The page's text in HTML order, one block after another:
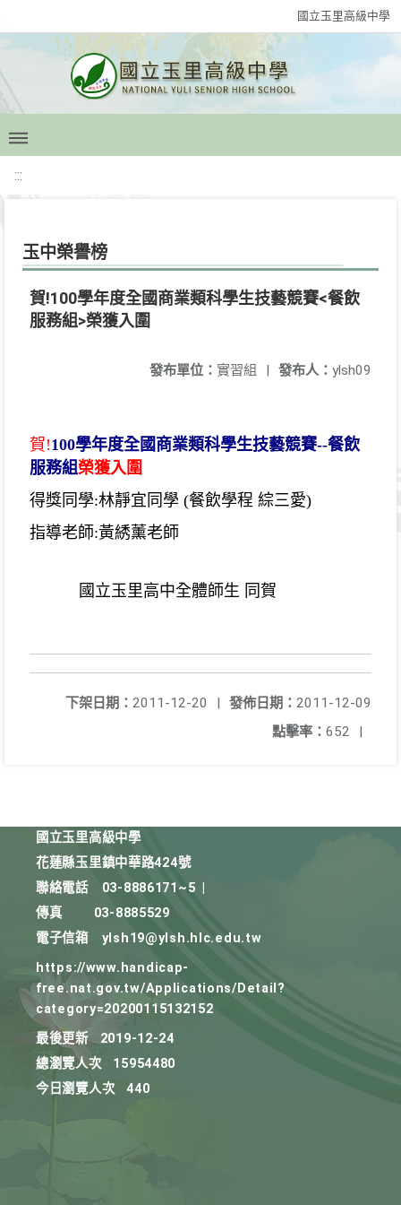
國立玉里高級中學
:::
玉中榮譽榜
賀!100學年度全國商業類科學生技藝競賽<餐飲
服務組>榮獲入圍
發布人： ylsh09
發布單位： 實習組 |
賀!100學年度全國商業類科學生技藝競賽--餐飲
服務組榮獲入圍
得獎同學:林靜宜同學 (餐飲學程 綜三愛)
指導老師:黃綉薰老師
國立玉里高中全體師生 同賀
發佈日期： 2011-12-09
下架日期： 2011-12-20
|
點擊率： 652 |
國立玉里高級中學
花蓮縣玉里鎮中華路424號
聯絡電話
03-8886171~5
傳真
03-8885529
電子信箱
ylsh19@ylsh.hlc.edu.tw
https://www.handicap-
free.nat.gov.tw/Applications/Detail?
category=20200115132152
最後更新
2019-12-24
總瀏覽人次
15954480
今日瀏覽人次
440